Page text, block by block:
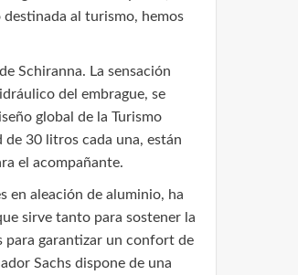
al turismo, hemos
Schiranna. La sensación
del embrague, se
global de la Turismo
de 30 litros cada una, están
el acompañante.
en aleación de aluminio, ha
sirve tanto para sostener la
para garantizar un confort de
Sachs dispone de una